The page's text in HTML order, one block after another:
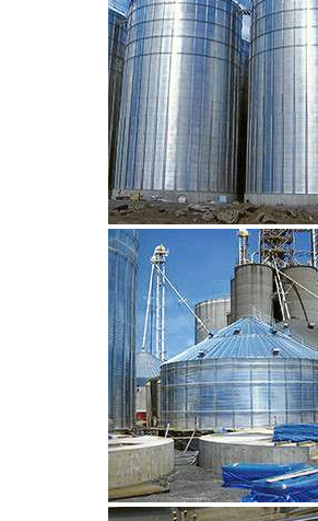
CLIQUEZ POUR
CLIQUEZ POUR